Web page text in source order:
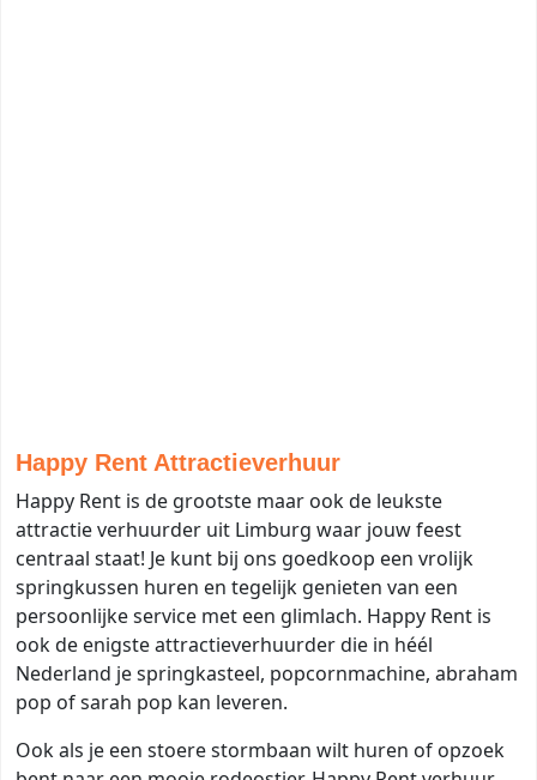
Happy Rent Attractieverhuur
Happy Rent is de grootste maar ook de leukste
attractie verhuurder uit Limburg waar jouw feest
centraal staat! Je kunt bij ons goedkoop een vrolijk
springkussen huren en tegelijk genieten van een
persoonlijke service met een glimlach. Happy Rent is
ook de enigste attractieverhuurder die in héél
Nederland je springkasteel, popcornmachine, abraham
pop of sarah pop kan leveren.
Ook als je een stoere stormbaan wilt huren of opzoek